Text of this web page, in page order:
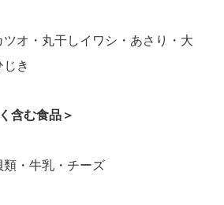
オ・丸干しイワシ・あさり・大
き
含む食品＞
類・牛乳・チーズ